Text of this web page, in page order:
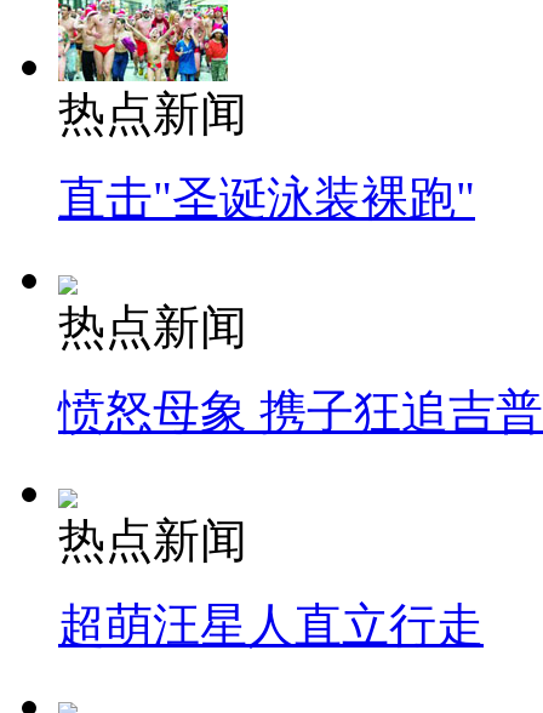
热点新闻
直击"圣诞泳装裸跑"
热点新闻
愤怒母象 携子狂追吉
热点新闻
超萌汪星人直立行走